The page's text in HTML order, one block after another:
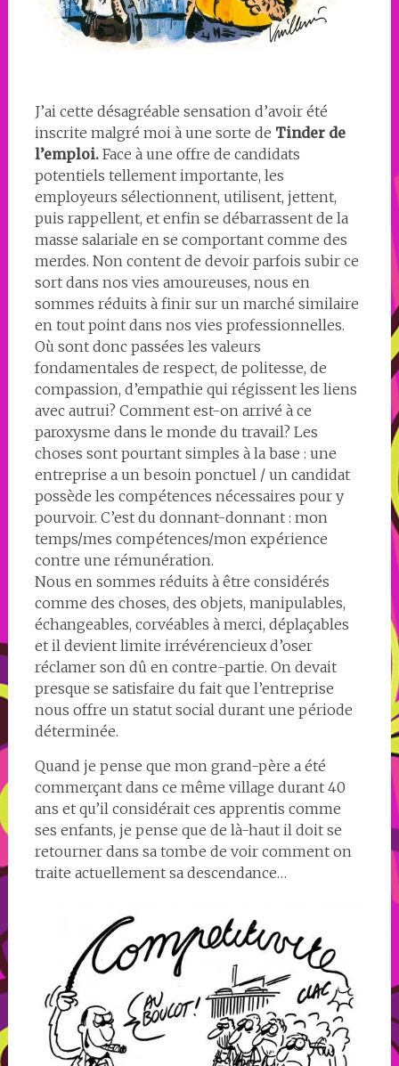
J’ai cette désagréable sensation d’avoir été
inscrite malgré moi à une sorte de Tinder de
l’emploi. Face à une offre de candidats
potentiels tellement importante, les
employeurs sélectionnent, utilisent, jettent,
puis rappellent, et enfin se débarrassent de la
masse salariale en se comportant comme des
merdes. Non content de devoir parfois subir ce
sort dans nos vies amoureuses, nous en
sommes réduits à finir sur un marché similaire
en tout point dans nos vies professionnelles.
Où sont donc passées les valeurs
fondamentales de respect, de politesse, de
compassion, d’empathie qui régissent les liens
avec autrui? Comment est-on arrivé à ce
paroxysme dans le monde du travail? Les
choses sont pourtant simples à la base : une
entreprise a un besoin ponctuel / un candidat
possède les compétences nécessaires pour y
pourvoir. C’est du donnant-donnant : mon
temps/mes compétences/mon expérience
contre une rémunération.
Nous en sommes réduits à être considérés
comme des choses, des objets, manipulables,
échangeables, corvéables à merci, déplaçables
et il devient limite irrévérencieux d’oser
réclamer son dû en contre-partie. On devait
presque se satisfaire du fait que l’entreprise
nous offre un statut social durant une période
déterminée.
Quand je pense que mon grand-père a été
commerçant dans ce même village durant 40
ans et qu’il considérait ces apprentis comme
ses enfants, je pense que de là-haut il doit se
retourner dans sa tombe de voir comment on
traite actuellement sa descendance…